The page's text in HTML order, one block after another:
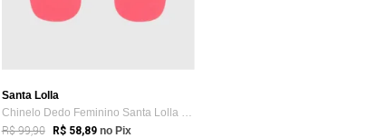
Santa Lolla
Chinelo Dedo Feminino Santa Lolla Logo Rosa
R$ 99,90 R$ 58,89 no Pix